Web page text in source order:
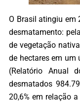
O Brasil atingiu em
desmatamento:
de vegetação
de hectares em um
(Relatório Anual
desmatados
20,6% em relação